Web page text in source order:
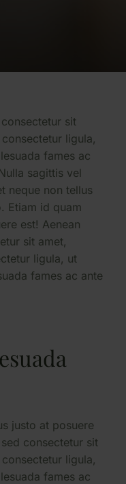
sit
ligula,
fames ac
sagittis vel
neque non tellus
Etiam id quam
est! Aenean
sit amet,
ligula, ut
fames ac ante
justo at posuere
consectetur sit
ligula,
fames ac